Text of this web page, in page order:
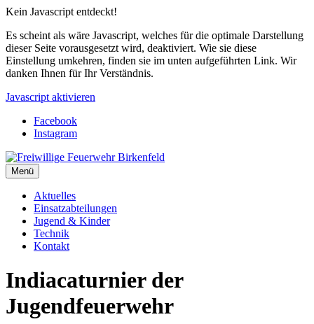
Kein Javascript entdeckt!
Es scheint als wäre Javascript, welches für die optimale Darstellung
dieser Seite vorausgesetzt wird, deaktiviert. Wie sie diese
Einstellung umkehren, finden sie im unten aufgeführten Link. Wir
danken Ihnen für Ihr Verständnis.
Javascript aktivieren
Facebook
Instagram
Menü
Aktuelles
Einsatzabteilungen
Jugend & Kinder
Technik
Kontakt
Indiacaturnier der
Jugendfeuerwehr